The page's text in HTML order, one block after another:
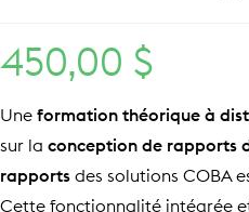
450,00 $
Une formation théorique à
sur la conception de rapports
rapports des solutions COBA
Cette fonctionnalité intégrée